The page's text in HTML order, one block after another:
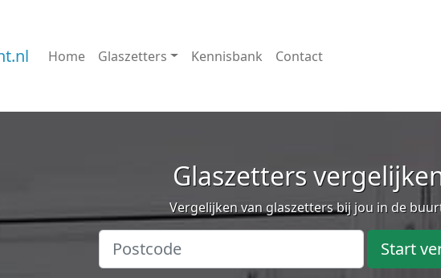
Home Glaszetters Kennisbank Contact
Glaszetters
Vergelijken van glaszetters bij jou in de
Start